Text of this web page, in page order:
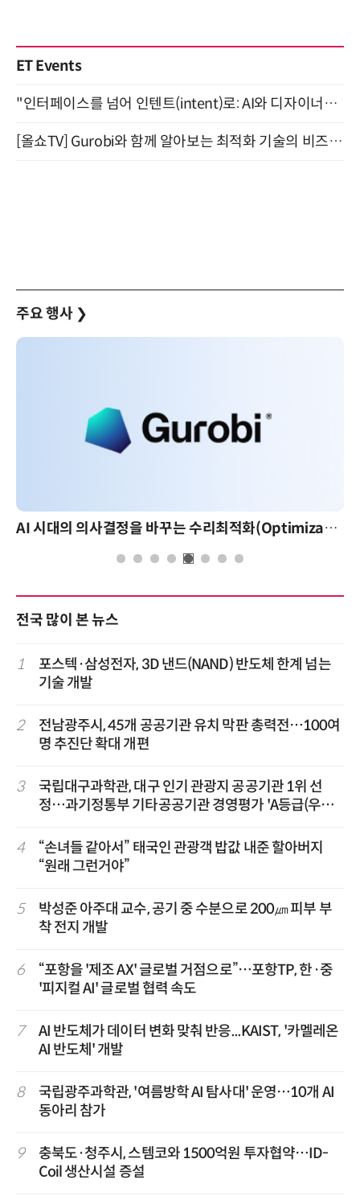
ET Events
"인터페이스를 넘어 인텐트(intent)로: AI와 디자이너가 함께 만드는 공존의 UX" 강남역 (9/2)
[올쇼TV] Gurobi와 함께 알아보는 최적화 기술의 비즈니스 활용 (8월 20일 생방송)
주요 행사 ❯
AI 시대의 의사결정을 바꾸는 수리최적화(Optimization): 실제 산업 적용 사례와 활용 전략
전국 많이 본 뉴스
1
포스텍·삼성전자, 3D 낸드(NAND) 반도체 한계 넘는
기술 개발
2
전남광주시, 45개 공공기관 유치 막판 총력전…100여
명 추진단 확대 개편
3
국립대구과학관, 대구 인기 관광지 공공기관 1위 선
정…과기정통부 기타공공기관 경영평가 'A등급(우수)'
4
“손녀들 같아서” 태국인 관광객 밥값 내준 할아버지
“원래 그런거야”
5
박성준 아주대 교수, 공기 중 수분으로 200㎛ 피부 부
착 전지 개발
6
“포항을 '제조 AX' 글로벌 거점으로”…포항TP, 한·중
'피지컬 AI' 글로벌 협력 속도
7
AI 반도체가 데이터 변화 맞춰 반응...KAIST, '카멜레온
AI 반도체' 개발
8
국립광주과학관, '여름방학 AI 탐사대' 운영…10개 AI
동아리 참가
9
충북도·청주시, 스템코와 1500억원 투자협약…ID-
Coil 생산시설 증설